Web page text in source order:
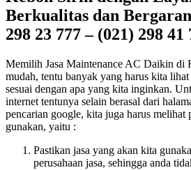
Berkualitas dan
298 23 777 – (021) 298 41
Memilih Jasa Maintenance AC Daikin di
mudah, tentu banyak yang harus kita
sesuai dengan apa yang kita inginkan.
internet tentunya selain berasal dari
pencarian google, kita juga harus melihat
gunakan, yaitu :
Pastikan jasa yang akan kita
perusahaan jasa, sehingga anda